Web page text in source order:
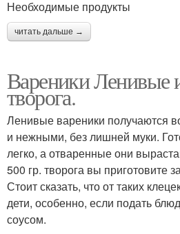
Необходимые продукты
читать дальше →
Вареники Ленивые
творога.
Ленивые вареники получаются
и нежными, без лишней муки.
легко, а отваренные они
500 гр. творога вы приготовите
Стоит сказать, что от таких
дети, особенно, если подать
соусом.